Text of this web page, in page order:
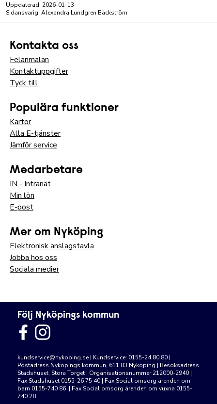
Uppdaterad: 2026-01-13
Sidansvarig: Alexandra Lundgren Bäckström
Kontakta oss
Felanmälan
Kontaktuppgifter
Tyck till
Populära funktioner
Kartor
Alla E-tjänster
Jämför service
Medarbetare
IN - Intranät
Min lön
E-post
Mer om Nyköping
Elektronisk anslagstavla
Jobba hos oss
Sociala medier
Följ Nyköpings kommun
kundservice@nykoping.se | Kundservice: 0155-24 80 80 |
Postadress Nyköpings kommun, 611 83 Nyköping | Besöksadress
Stadshuset, Stora Torget | Organisationsnummer 212000-2940 |
Fax Stadshuset 0155-26 75 40 | Fax Social omsorg ärenden om
barn 0155-740 86 | Fax Social omsorg ärenden om vuxna 0155-
740 28